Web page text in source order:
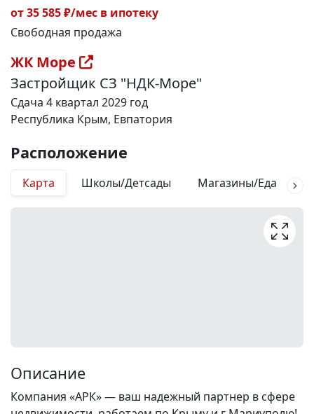
от 35 585 ₽/мес в ипотеку
Свободная продажа
ЖК Море
Застройщик СЗ "НДК-Море"
Сдача 4 квартал 2029 год
Республика Крым, Евпатория
Расположение
Карта Школы/Детсады Магазины/Еда
Описание
Компания «АРК» — ваш надежный партнер в сфере